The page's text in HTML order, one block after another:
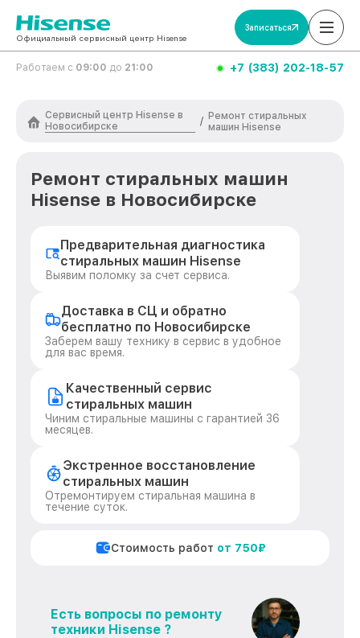
Официальный сервисный центр Hisense
Записаться
Работаем с 09:00 до 21:00 +7 (383) 202-18-57
Сервисный центр Hisense в
Новосибирске
/ Ремонт стиральных
машин Hisense
Ремонт стиральных машин
Hisense в Новосибирске
Предварительная диагностика
стиральных машин Hisense
Выявим поломку за счет сервиса.
Доставка в СЦ и обратно
бесплатно по Новосибирске
Заберем вашу технику в сервис в удобное
для вас время.
Качественный сервис
стиральных машин
Чиним стиральные машины с гарантией 36
месяцев.
Экстренное восстановление
стиральных машин
Отремонтируем стиральная машина в
течение суток.
Стоимость работ от 750₽
Есть вопросы по ремонту
техники Hisense ?